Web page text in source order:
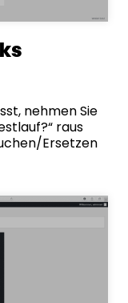
nehmen Sie
raus
Ersetzen